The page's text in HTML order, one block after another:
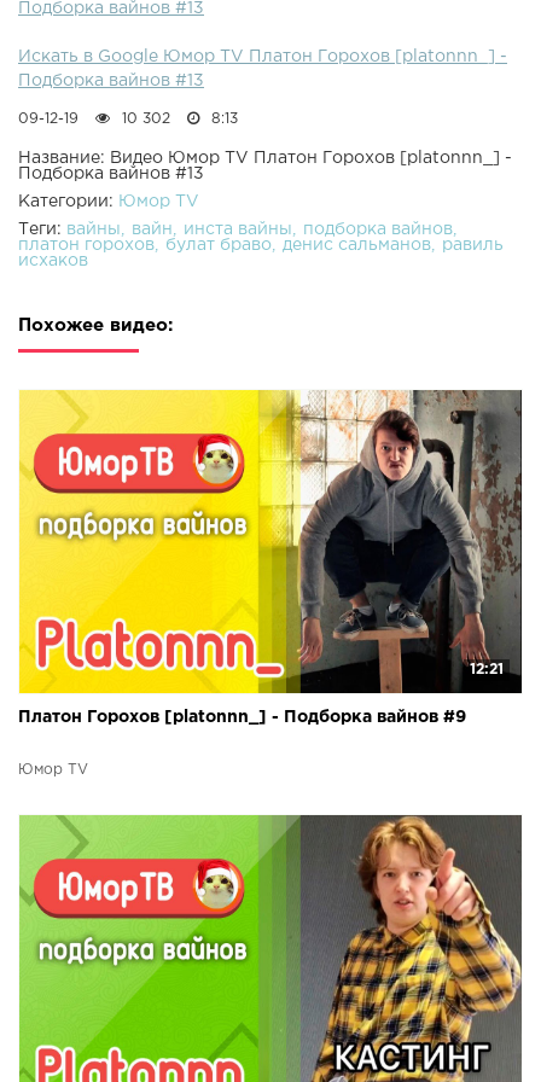
Подборка вайнов #13
Искать в Google Юмор TV Платон Горохов [platonnn_] -
Подборка вайнов #13
09-12-19 10 302 8:13
Название: Видео Юмор TV Платон Горохов [platonnn_] -
Подборка вайнов #13
Категории: Юмор TV
Теги: вайны вайн инста вайны
подборка вайнов
платон горохов
булат браво денис сальманов
равиль
исхаков
Похожее видео:
12:21
Платон Горохов [platonnn_] - Подборка вайнов #9
Юмор TV